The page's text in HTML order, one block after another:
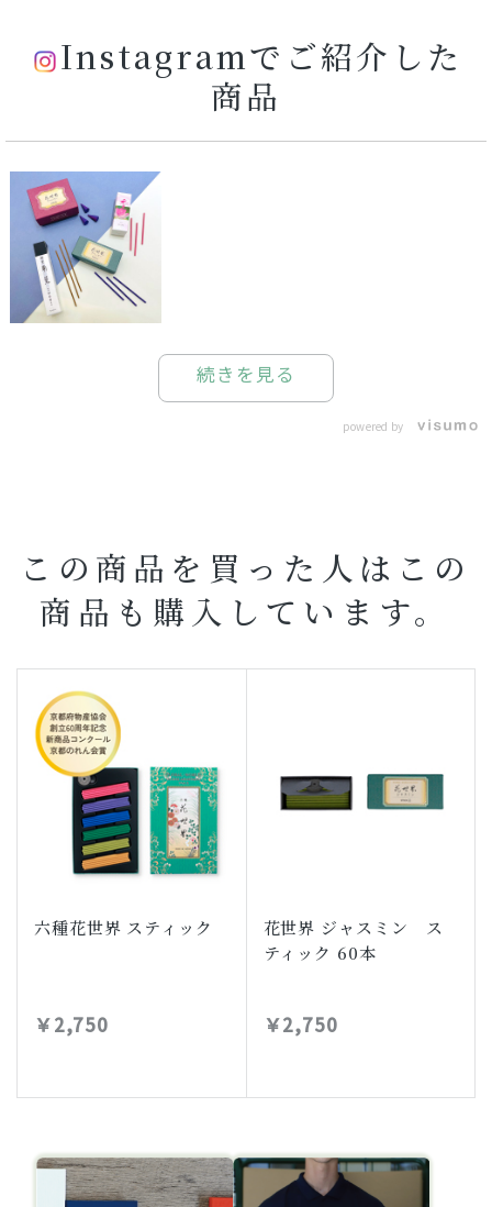
Instagramでご紹介した
商品
続きを見る
powered by
この商品を買った人はこの
商品も購入しています。
六種花世界 スティック
￥2,750
花世界 ジャスミン ス
ティック 60本
￥2,750